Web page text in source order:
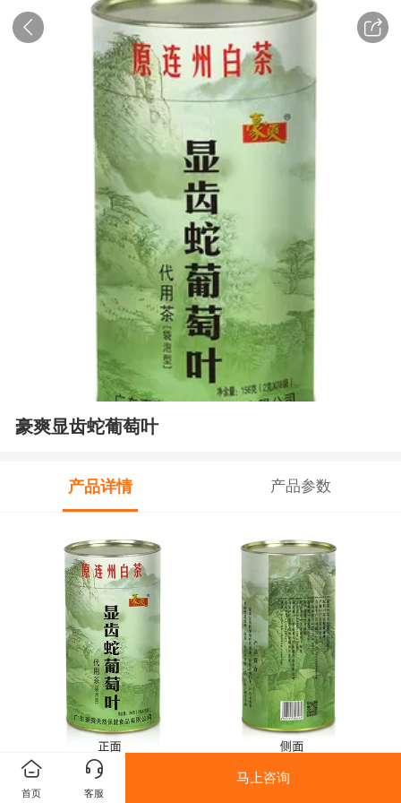
豪爽显齿蛇葡萄叶
产品详情 产品参数
首页 客服
马上咨询